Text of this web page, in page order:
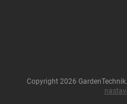
Copyright 2026 GardenTechnik